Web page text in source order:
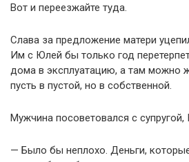
Вот и переезжайте туда.
Слава за предложение матери
Им с Юлей бы только год
дома в эксплуатацию, а там можно
пусть в пустой, но в собственной.
Мужчина посоветовался с супругой,
— Было бы неплохо. Деньги,